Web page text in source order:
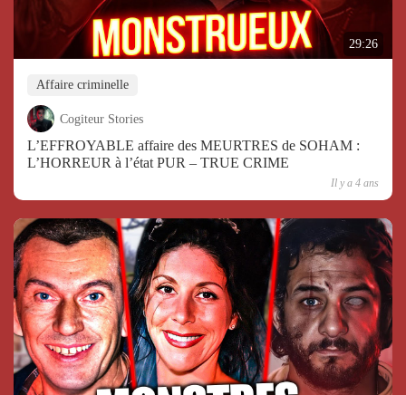
29:26
Affaire criminelle
Cogiteur Stories
L’EFFROYABLE affaire des MEURTRES de SOHAM :
L’HORREUR à l’état PUR – TRUE CRIME
Il y a 4 ans